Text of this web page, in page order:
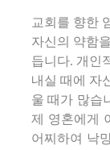
교회를 향한
자신의 약함
듭니다. 개인
내실 때에 자
울 때가 많습
제 영혼에게
어찌하여 낙